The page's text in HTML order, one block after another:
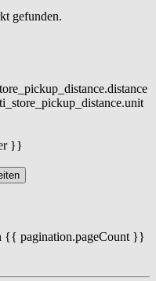
gefunden.
}}
{{ pagination.pageCount }}